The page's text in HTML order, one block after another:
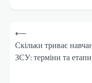
Навігація
записів
⟵
Скільки триває
ЗСУ: терміни та